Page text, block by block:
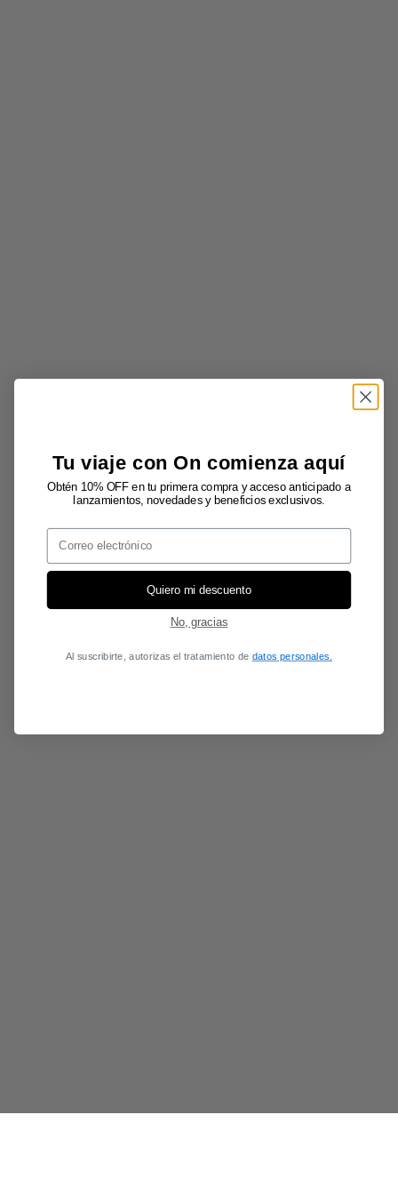
Tu viaje con On comienza aquí
Obtén 10% OFF en tu primera compra y acceso anticipado a
lanzamientos, novedades y beneficios exclusivos.
Email
Quiero mi descuento
No, gracias
Al suscribirte, autorizas el tratamiento de datos personales.